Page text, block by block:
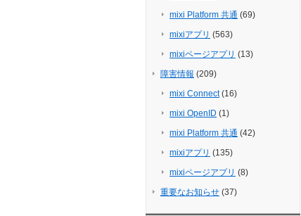
mixi Platform 共通 (69)
mixiアプリ (563)
mixiページアプリ (13)
障害情報 (209)
mixi Connect(16)
mixi OpenID (1)
mixi Platform 共通 (42)
mixiアプリ (135)
mixiページアプリ (8)
重要なお知らせ (37)